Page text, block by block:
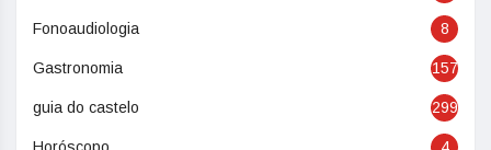
Fonoaudiologia 8
Gastronomia 157
guia do castelo 299